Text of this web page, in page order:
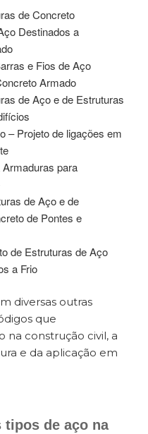
de Concreto
Destinados a
e Fios de Aço
Armado
de Aço e de Estruturas
– Projeto de ligações em
para
de Aço e de
de Pontes e
de Estruturas de Aço
a Frio
diversas outras
que
na construção civil, a
e da aplicação em
tipos de aço na